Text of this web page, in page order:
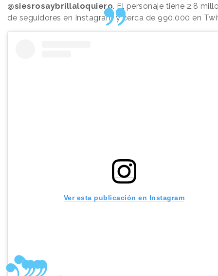
@siesrosaybrillaloquiero. El personaje tiene 2,8
de seguidores en Instagram y cerca de 990.000 en
Ver esta publicación en Instagram